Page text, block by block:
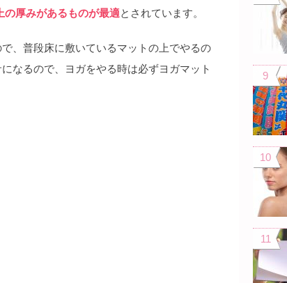
の厚みがあるものが最適とされています。
、普段床に敷いているマットの上でやるの
なるので、ヨガをやる時は必ずヨガマット